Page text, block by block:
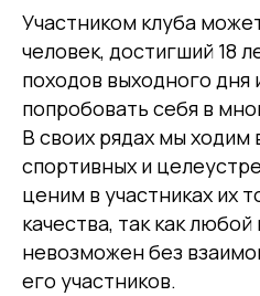
Участником клуба
человек, достигший 18
походов выходного
попробовать себя в
В своих рядах мы ходим
спортивных и
ценим в участниках их
качества, так как
невозможен без
его участников.